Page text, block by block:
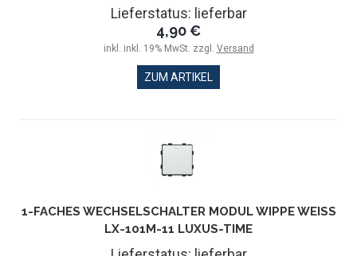
Lieferstatus: lieferbar
4,90 €
inkl. inkl. 19% MwSt. zzgl. Versand
ZUM ARTIKEL
1-FACHES WECHSELSCHALTER MODUL WIPPE WEISS L
X-101M-11 LUXUS-TIME